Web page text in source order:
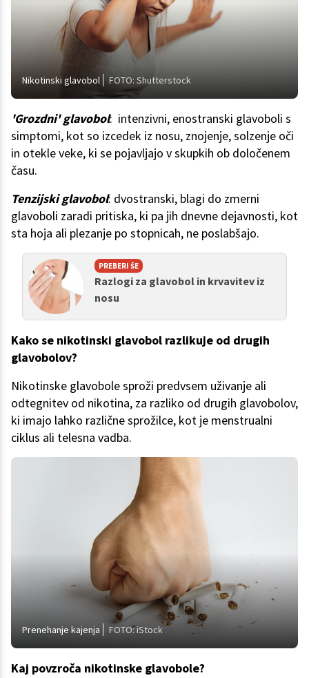
Nikotinski glavobol FOTO: Shutterstock
'Grozdni' glavobol: intenzivni, enostranski glavoboli s
simptomi, kot so izcedek iz nosu, znojenje, solzenje oči
in otekle veke, ki se pojavljajo v skupkih ob določenem
času.
Tenzijski glavobol: dvostranski, blagi do zmerni
glavoboli zaradi pritiska, ki pa jih dnevne dejavnosti, kot
sta hoja ali plezanje po stopnicah, ne poslabšajo.
PREBERI ŠE
Razlogi za glavobol in krvavitev iz
nosu
Kako se nikotinski glavobol razlikuje od drugih
glavobolov?
Nikotinske glavobole sproži predvsem uživanje ali
odtegnitev od nikotina, za razliko od drugih glavobolov,
ki imajo lahko različne sprožilce, kot je menstrualni
ciklus ali telesna vadba.
Prenehanje kajenja FOTO: iStock
Kaj povzroča nikotinske glavobole?